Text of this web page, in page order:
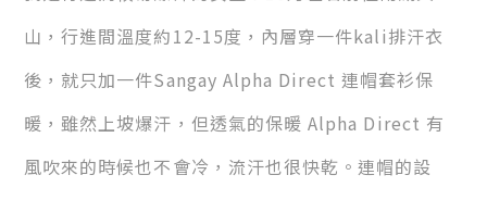
山，行進間溫度約12-15度，內層穿一件kali排汗衣
後，就只加一件Sangay Alpha Direct 連帽套衫保
暖，雖然上坡爆汗，但透氣的保暖 Alpha Direct 有
風吹來的時候也不會冷，流汗也很快乾。連帽的設